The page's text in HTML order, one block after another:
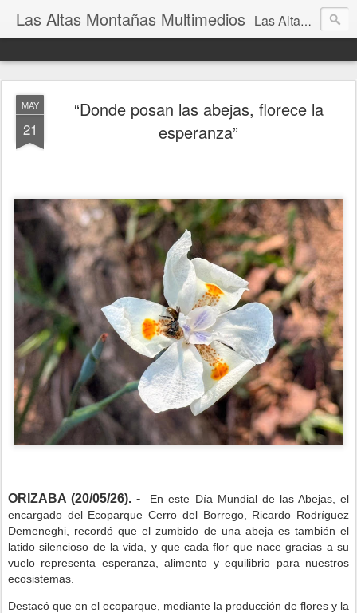
Las Altas Montañas Multimedios Las Altas Montañas Multimedios
MAY
21
“Donde posan las abejas, florece la
esperanza”
ORIZABA (20/05/26). -
En este Día Mundial de las Abejas, el
encargado del Ecoparque Cerro del Borrego, Ricardo Rodríguez
Demeneghi, recordó que el zumbido de una abeja es también el
latido silencioso de la vida, y que cada flor que nace gracias a su
vuelo representa esperanza, alimento y equilibrio para nuestros
ecosistemas.
Destacó que en el ecoparque, mediante la producción de flores y la